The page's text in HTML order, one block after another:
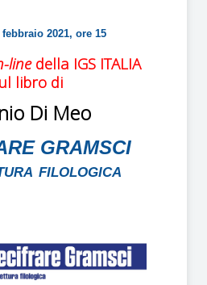
2021, ore 15
linedella IGS ITALIA
libro di
Di Meo
GRAMSCI
filologica